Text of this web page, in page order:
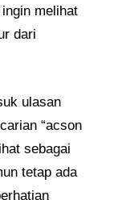
melihat
dari
ulasan
“acson
sebagai
tetap ada